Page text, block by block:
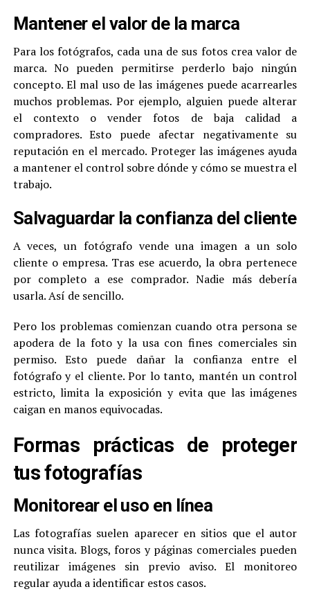
Mantener el valor de la marca
Para los fotógrafos, cada una de sus fotos crea valor de
marca. No pueden permitirse perderlo bajo ningún
concepto. El mal uso de las imágenes puede acarrearles
muchos problemas. Por ejemplo, alguien puede alterar
el contexto o vender fotos de baja calidad a
compradores. Esto puede afectar negativamente su
reputación en el mercado. Proteger las imágenes ayuda
a mantener el control sobre dónde y cómo se muestra el
trabajo.
Salvaguardar la confianza del cliente
A veces, un fotógrafo vende una imagen a un solo
cliente o empresa. Tras ese acuerdo, la obra pertenece
por completo a ese comprador. Nadie más debería
usarla. Así de sencillo.
Pero los problemas comienzan cuando otra persona se
apodera de la foto y la usa con fines comerciales sin
permiso. Esto puede dañar la confianza entre el
fotógrafo y el cliente. Por lo tanto, mantén un control
estricto, limita la exposición y evita que las imágenes
caigan en manos equivocadas.
Formas prácticas de proteger
tus fotografías
Monitorear el uso en línea
Las fotografías suelen aparecer en sitios que el autor
nunca visita. Blogs, foros y páginas comerciales pueden
reutilizar imágenes sin previo aviso. El monitoreo
regular ayuda a identificar estos casos.